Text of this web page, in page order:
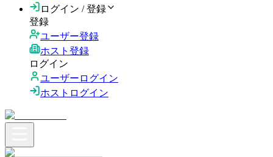
ログイン / 登録
登録
ユーザー登録
ホスト登録
ログイン
ユーザーログイン
ホストログイン